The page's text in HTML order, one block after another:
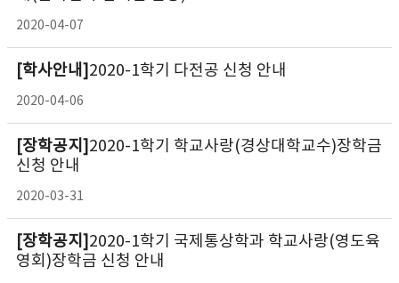
2020-04-07
[학사안내] 2020-1학기 다전공 신청 안내
2020-04-06
[장학공지] 2020-1학기 학교사랑(경상대학교수)장학금
신청 안내
2020-03-31
[장학공지] 2020-1학기 국제통상학과 학교사랑(영도육
영회)장학금 신청 안내